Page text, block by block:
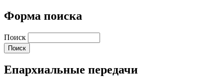
Форма поиска
Поиск
Епархиальные передачи